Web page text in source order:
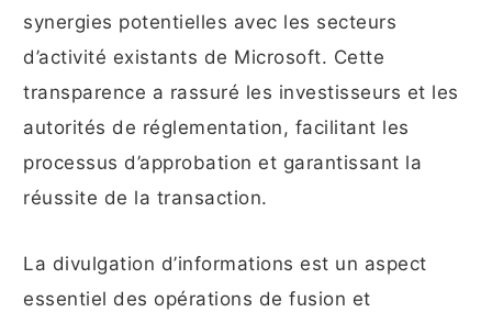
synergies potentielles avec les secteurs
d’activité existants de Microsoft. Cette
transparence a rassuré les investisseurs et les
autorités de réglementation, facilitant les
processus d’approbation et garantissant la
réussite de la transaction.
La divulgation d’informations est un aspect
essentiel des opérations de fusion et